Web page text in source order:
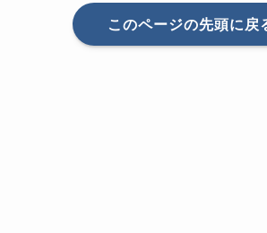
このページの先頭に戻